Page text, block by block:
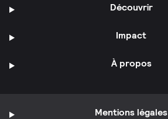
Découvrir
Impact
À propos
Mentions légales